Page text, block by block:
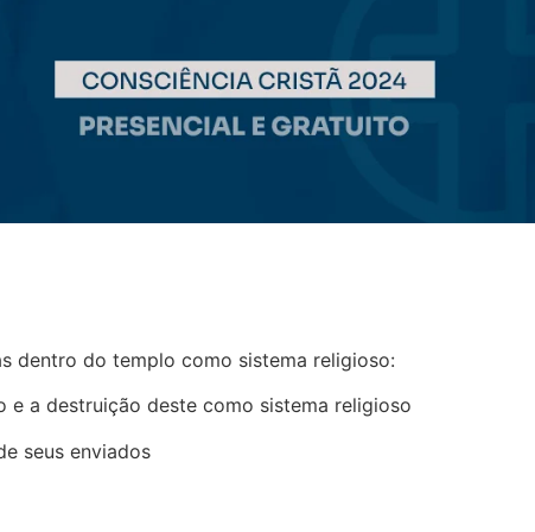
dentro do templo como sistema religioso:
a destruição deste como sistema religioso
seus enviados